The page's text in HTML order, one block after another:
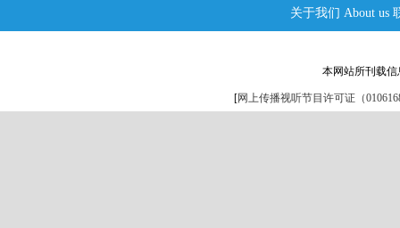
关于我们 About us
本网站所刊载
[网上传播视听节目许可证（